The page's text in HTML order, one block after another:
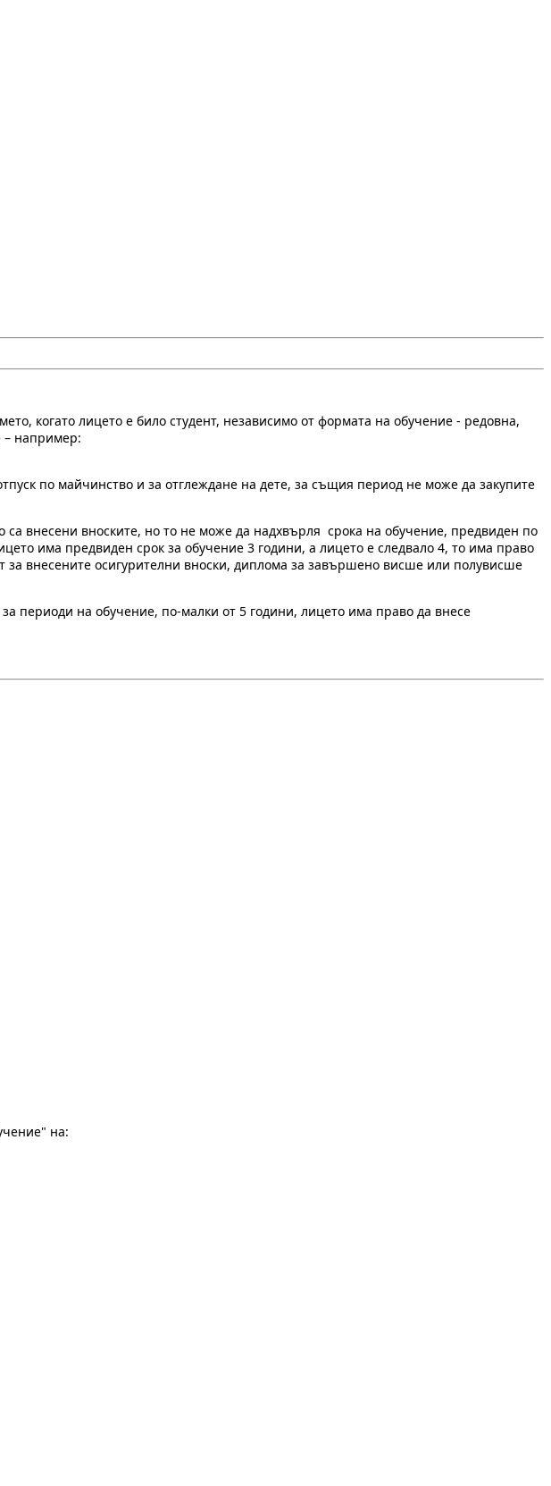
когато лицето е било студент, независимо от формата на обучение - редовна,
– например:
по майчинство и за отглеждане на дете, за същия период не може да закупите
внесени вноските, но то не може да надхвърля срока на обучение, предвиден по
има предвиден срок за обучение 3 години, а лицето е следвало 4, то има право
за внесените осигурителни вноски, диплома за завършено висше или полувисше
периоди на обучение, по-малки от 5 години, лицето има право да внесе
на: